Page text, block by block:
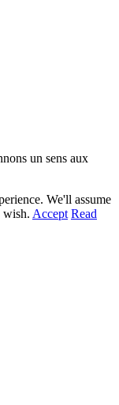
un sens aux
We'll assume
wish. Accept Read